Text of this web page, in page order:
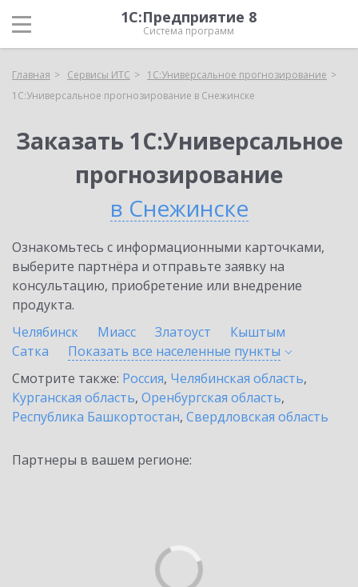
1С:Предприятие 8
Система программ
Главная Сервисы ИТС
1С:Универсальное прогнозирование
1С:Универсальное прогнозирование в Снежинске
Заказать 1С:Универсальное
прогнозирование
в Снежинске
Ознакомьтесь с информационными карточками,
выберите партнёра и отправьте заявку на
консультацию, приобретение или внедрение
продукта.
Челябинск
Миасс Златоуст
Кыштым
Сатка
Показать все населенные пункты
Смотрите также: Россия, Челябинская область,
Курганская область, Оренбургская область,
Республика Башкортостан, Свердловская область
Партнеры в вашем регионе: